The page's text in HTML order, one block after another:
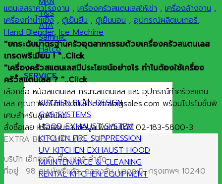
T&S
ATA
Sammic
Hatco
SERVICE
KITCHEN PLAN DESIGN
GAS SYSTEMS
HOOD EXHAUST SYSTEM
KITCHEN FIRE SUPPRESSION
UV KITCHEN EXHAUST HOOD
MAINTENANCE & CLEANING
RENTAL KITCHEN EQUIPMENT
แตนเลสราคาโรงงาน , เครื่องครัวสแตนเลสให้เช่า , เครื่องล้างจาน ,
เครื่องทำน้ำแข็ง , ตู้เย็นยืน , ตู้เย็นนอน , อุปกรณ์ผลิตเบเกอรี่,
Hand Blender, Ice Machine
"ยกระดับมาตรฐานครัวอุตสาหกรรมด้วยเครื่องครัวสแตนเลส
เกรดพรีเมียม ! "..Click
"เครื่องครัวสแตนเลสมีประโยชน์อย่างไร ทำไมต้องใช้เครื่อง
ครัวสแตนเลส ? "..Click
เลือกซื้อ หม้อสแตนเลส กระทะสแตนเลส และ อุปกรณ์ทำครัวสแตน
เลส คุณภาพดีได้แล้ววันนี้ที่ extrabigsales.com พร้อมโปรโมชั่นพิ
เศษสำหรับลูกค้าใหม่
สั่งซื้อเลย หรือสอบถามข้อมูลเพิ่มเติมได้ที่ 02-183-5800-3
EXTRA BIG SALES CO., LTD.
บริษัท เอ๊กซ์ตร้า บิ๊ก เซลส์ จำกัด
ที่อยู่ : 98 ถนนโพธิ์แก้ว, คลองจั่น, บางกะปิ, กรุงเทพฯ 10240